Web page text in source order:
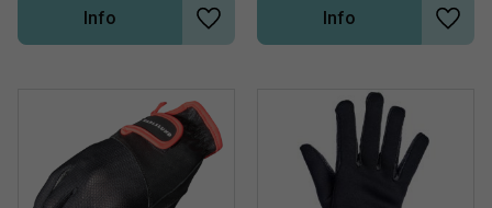
Lägg till i önskelista
Info
Lägg
Info